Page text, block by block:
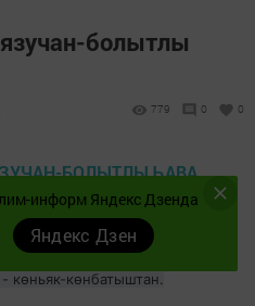
болытлы
779 0 0
-8, 0 градус булачак.
көнбатыштан.
информ Яндекс Дзенда
Яндекс Дзен